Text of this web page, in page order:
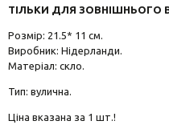
ТІЛЬКИ ДЛЯ ЗОВНІШНЬОГО
Розмір: 21.5* 11 см.
Виробник: Нідерланди.
Матеріал: скло.
Тип: вулична.
Ціна вказана за 1 шт.!